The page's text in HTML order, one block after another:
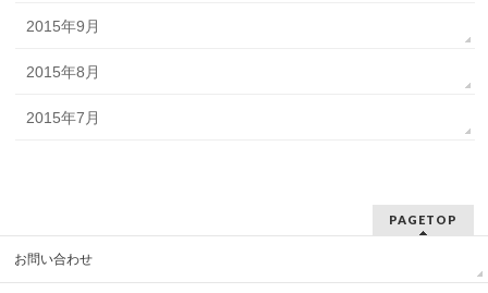
2015年9月
2015年8月
2015年7月
PAGETOP
お問い合わせ